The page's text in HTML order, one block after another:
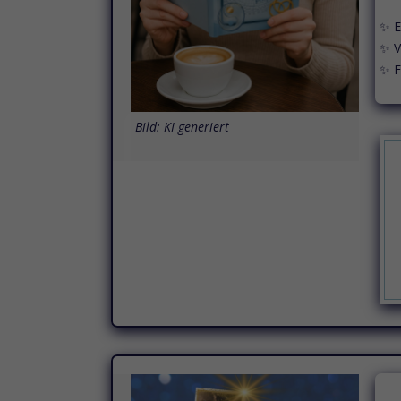
Bild: KI generiert
✨
✨
✨